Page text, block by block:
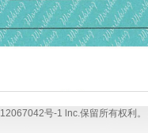
12067042号-1 lnc.保留所有权利。